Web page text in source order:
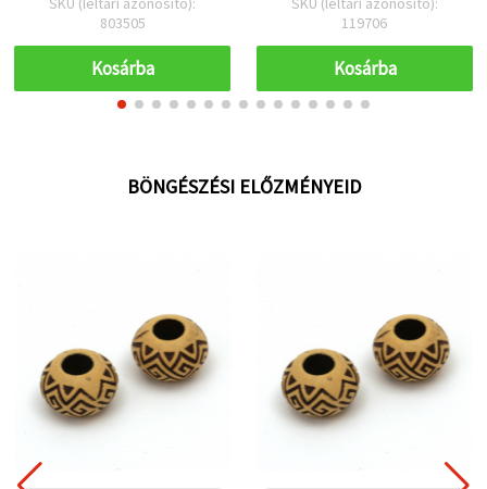
803505
Kosárba
119706
Kosárba
BÖNGÉSZÉSI ELŐZMÉNYEID